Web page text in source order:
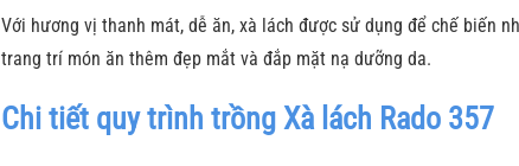
Với hương vị thanh mát, dễ ăn, xà lách được sử dụng để chế biến
trang trí món ăn thêm đẹp mắt và đắp mặt nạ dưỡng da.
Chi tiết quy trình trồng Xà lách Rado 357